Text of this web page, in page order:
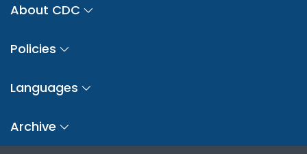
About CDC
Policies
Languages
Archive